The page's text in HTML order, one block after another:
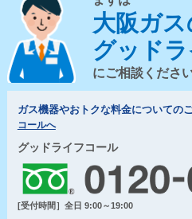
大阪ガス
グッド
にご相談くださ
ガス機器やおトクな料金についての
コールへ
グッドライフコール
[受付時間］全日 9:00～19:00